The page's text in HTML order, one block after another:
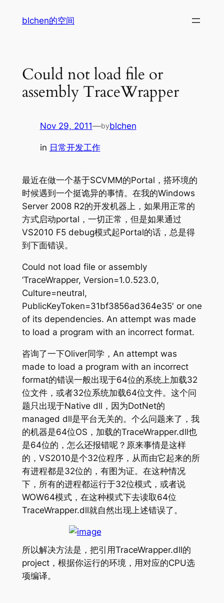
blchen的空间
Could not load file or
assembly TraceWrapper
Nov 29, 2011—byblchen
in 日常开发工作
最近在做一个基于SCVMM的Portal，搭环境的
时候遇到一个挺诡异的事情。在我的Windows
Server 2008 R2的开发机器上，如果用正常的
方式启动portal，一切正常，但是如果通过
VS2010 F5 debug模式起Portal的话，总是得
到下面错误。
Could not load file or assembly
‘TraceWrapper, Version=1.0.523.0,
Culture=neutral,
PublicKeyToken=31bf3856ad364e35′ or one
of its dependencies. An attempt was made
to load a program with an incorrect format.
咨询了一下Oliver同学，An attempt was
made to load a program with an incorrect
format的错误一般出现于64位的系统上加载32
位文件，或者32位系统加载64位文件。这个问
题只出现于Native dll，因为DotNet的
managed dll是平台无关的。个么问题来了，我
的机器是64位OS，加载的TraceWrapper.dll也
是64位的，怎么还报错呢？原来事情是这样
的，VS2010是个32位程序，从而由它起来的所
有进程都是32位的，有图为证。在这种情况
下，所有的进程都运行于32位模式，或者说
WOW64模式，在这种模式下去读取64位
TraceWrapper.dll就自然出现上述错误了。
所以解决方法是，把引用TraceWrapper.dll的
project，根据你运行的环境，用对应的CPU选
项编译。